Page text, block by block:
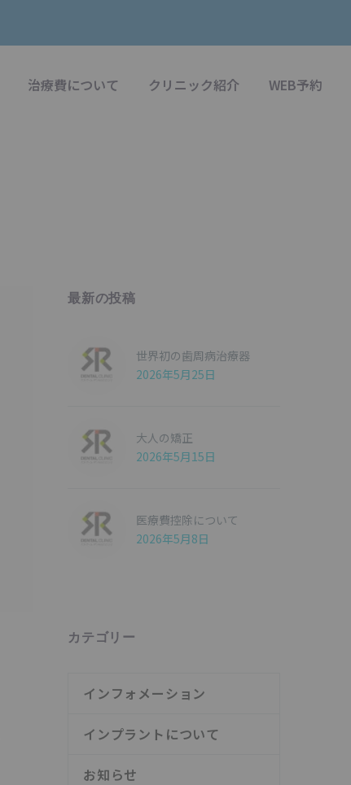
治療費について クリニック紹介 WEB予約
最新の投稿
世界初の歯周病治療器
2026年5月25日
大人の矯正
2026年5月15日
医療費控除について
2026年5月8日
カテゴリー
インフォメーション
インプラントについて
お知らせ